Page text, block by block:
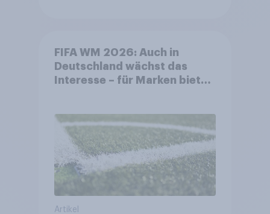
FIFA WM 2026: Auch in
Deutschland wächst das
Interesse – für Marken bietet
Artikel